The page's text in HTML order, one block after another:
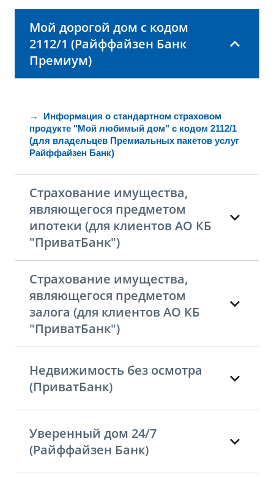
Мой дорогой дом с кодом
2112/1 (Райффайзен Банк
Премиум)
→ Информация о стандартном страховом
продукте "Мой любимый дом" с кодом 2112/1
(для владельцев Премиальных пакетов услуг
Райффайзен Банк)
Страхование имущества,
являющегося предметом
ипотеки (для клиентов АО КБ
"ПриватБанк")
Страхование имущества,
являющегося предметом
залога (для клиентов АО КБ
"ПриватБанк")
Недвижимость без осмотра
(ПриватБанк)
Уверенный дом 24/7
(Райффайзен Банк)